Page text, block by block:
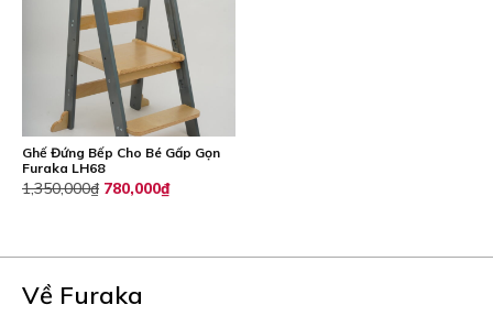
Ghế Đứng Bếp Cho Bé Gấp Gọn
Furaka LH68
1,350,000₫ Giá
1,350,000₫.
780,000₫Giá
là:
Về Furaka